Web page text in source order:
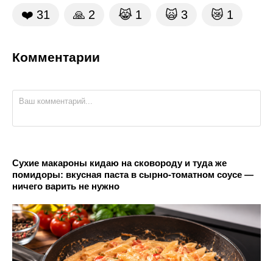
❤️ 31 🙏 2 😹 1 🙀 3 😿 1
Комментарии
Сухие макароны кидаю на сковороду и туда же
помидоры: вкусная паста в сырно-томатном соусе —
ничего варить не нужно